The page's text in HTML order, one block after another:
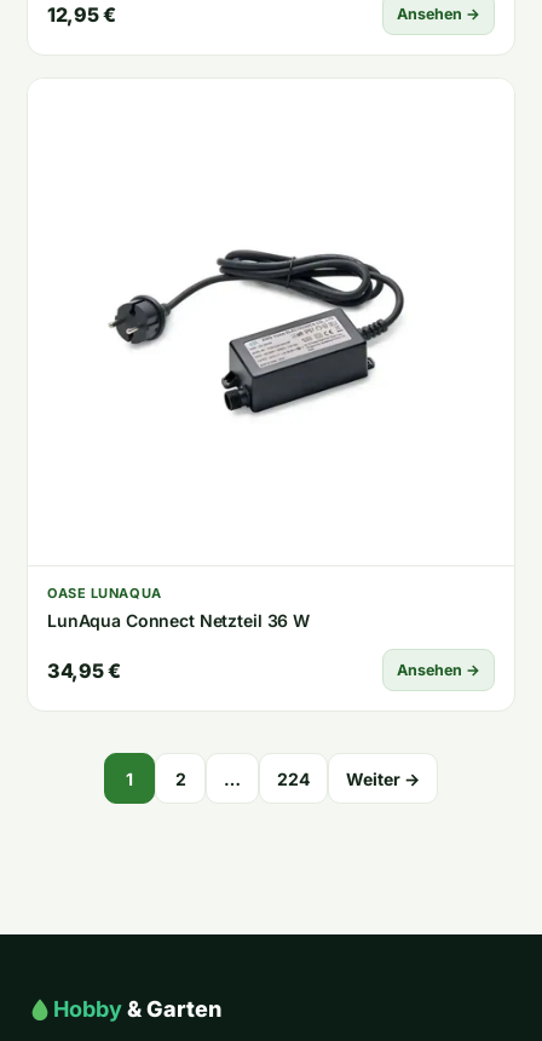
12,95 € Ansehen →
OASE LUNAQUA
LunAqua Connect Netzteil 36 W
34,95 € Ansehen →
Seitennummerierung
1 2 … 224 Weiter →
Hobby& Garten